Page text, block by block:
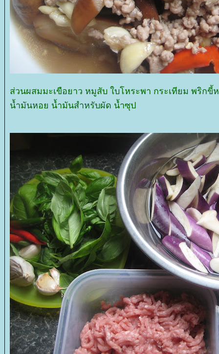
ส่วนผสมมะเขือยาว หมูสับ ใบโหระพา กระเทียม พริกขี้
น้ำมันหอย น้ำมันสำหรับผัด น้ำซุป